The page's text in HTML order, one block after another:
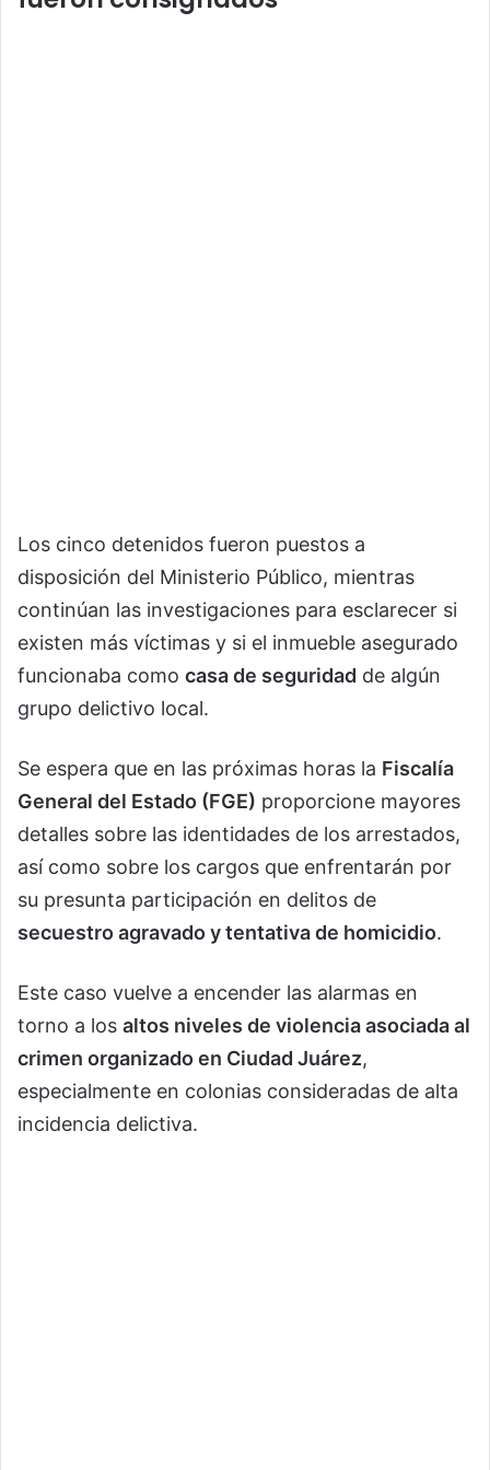
Los cinco detenidos fueron puestos a
disposición del Ministerio Público, mientras
continúan las investigaciones para esclarecer si
existen más víctimas y si el inmueble asegurado
funcionaba como casa de seguridad de algún
grupo delictivo local.
Se espera que en las próximas horas la Fiscalía
General del Estado (FGE) proporcione mayores
detalles sobre las identidades de los arrestados,
así como sobre los cargos que enfrentarán por
su presunta participación en delitos de
secuestro agravado y tentativa de homicidio.
Este caso vuelve a encender las alarmas en
torno a los altos niveles de violencia asociada al
crimen organizado en Ciudad Juárez,
especialmente en colonias consideradas de alta
incidencia delictiva.